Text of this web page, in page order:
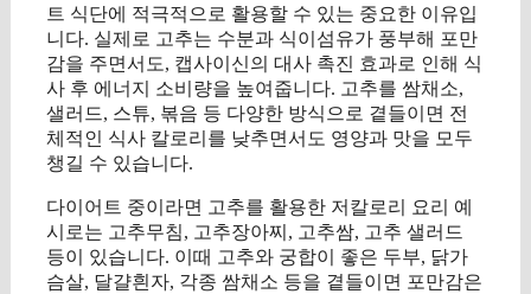
트 식단에 적극적으로 활용할 수 있는 중요한 이유입
니다. 실제로 고추는 수분과 식이섬유가 풍부해 포만
감을 주면서도, 캡사이신의 대사 촉진 효과로 인해 식
사 후 에너지 소비량을 높여줍니다. 고추를 쌈채소,
샐러드, 스튜, 볶음 등 다양한 방식으로 곁들이면 전
체적인 식사 칼로리를 낮추면서도 영양과 맛을 모두
챙길 수 있습니다.
다이어트 중이라면 고추를 활용한 저칼로리 요리 예
시로는 고추무침, 고추장아찌, 고추쌈, 고추 샐러드
등이 있습니다. 이때 고추와 궁합이 좋은 두부, 닭가
슴살, 달걀흰자, 각종 쌈채소 등을 곁들이면 포만감은